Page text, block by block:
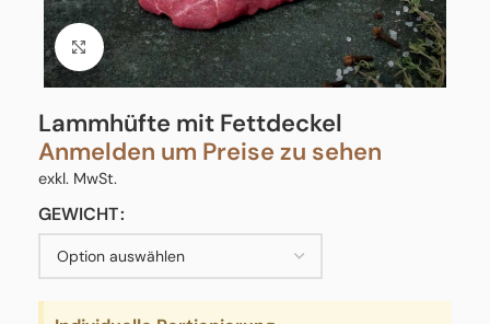
Click to enlarge
Lammhüfte mit Fettdeckel
Anmelden um Preise zu sehen
exkl. MwSt.
GEWICHT